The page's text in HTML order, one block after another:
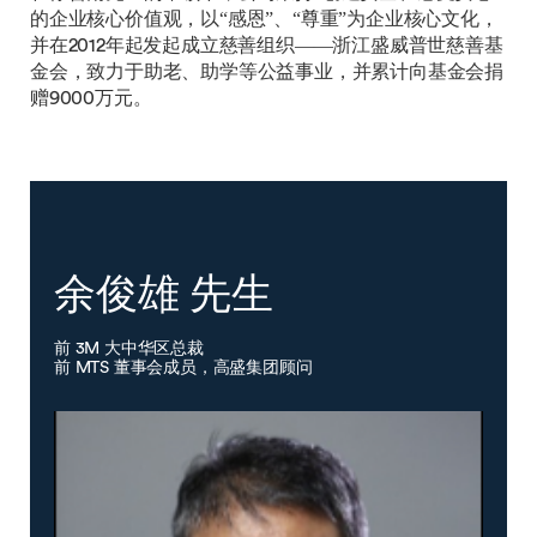
的企业核心价值观，以“感恩”、“尊重”为企业核心文化，
并在2012年起发起成立慈善组织——浙江盛威普世慈善基
金会，致力于助老、助学等公益事业，并累计向基金会捐
赠9000万元。
余俊雄 先生
前 3M 大中华区总裁
前 MTS 董事会成员，高盛集团顾问